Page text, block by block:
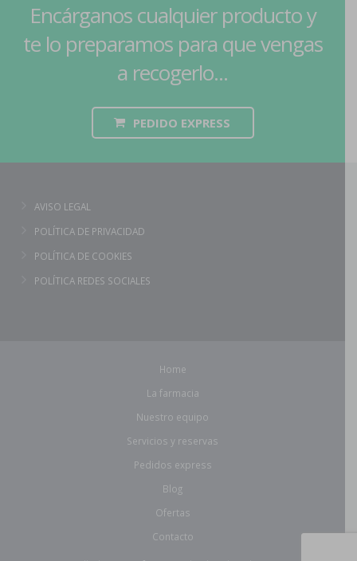
Encárganos cualquier producto y
te lo preparamos para que vengas
a recogerlo...
PEDIDO EXPRESS
AVISO LEGAL
POLÍTICA DE PRIVACIDAD
POLÍTICA DE COOKIES
POLÍTICA REDES SOCIALES
Home
La farmacia
Nuestro equipo
Servicios y reservas
Pedidos express
Blog
Ofertas
Contacto